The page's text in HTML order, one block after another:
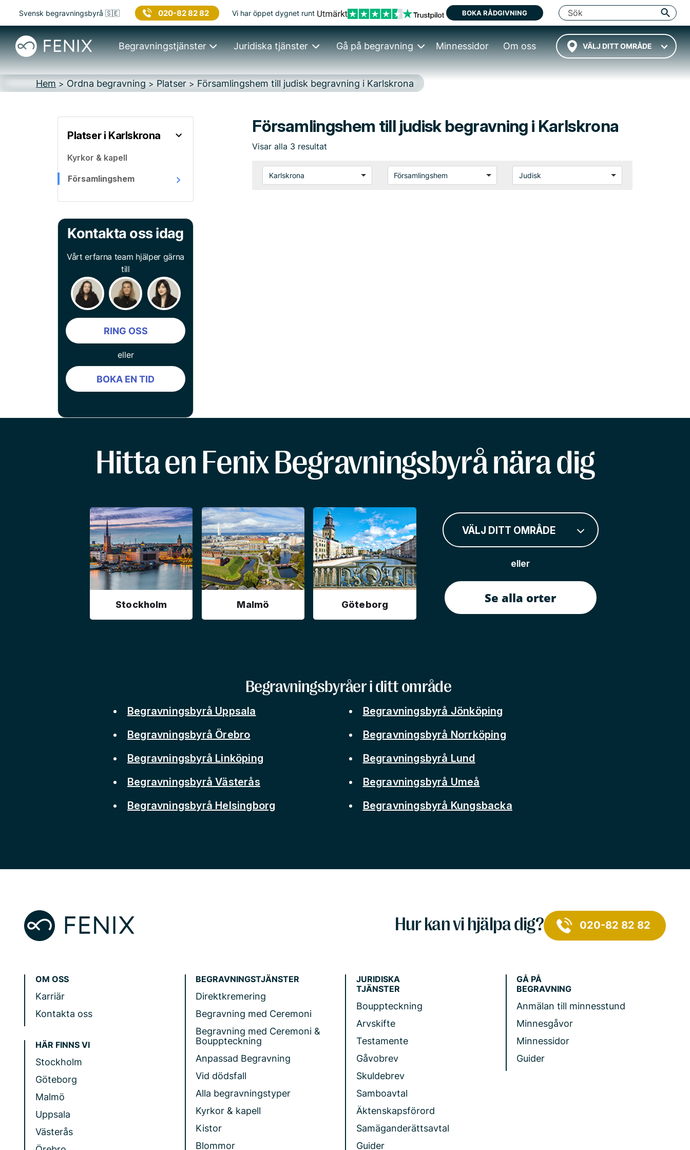
Svensk begravningsbyrå 🇸🇪 020-82 82 82 Vi har öppet dygnet runt BOKA RÅDGIVNING
VÄLJ DITT OMRÅDE
Begravningstjänster Juridiska tjänster Gå på begravning Minnessidor Om oss
Hem > Ordna begravning > Platser > Församlingshem till judisk begravning i Karlskrona
Platser i Karlskrona
Kyrkor & kapell
Församlingshem
Kontakta oss idag
Vårt erfarna team hjälper gärna
till
RING OSS
eller
BOKA EN TID
Församlingshem till judisk begravning i Karlskrona
Visar alla 3 resultat
Karlskrona Församlingshem Judisk
Hitta en Fenix Begravningsbyrå nära dig
Stockholm Malmö Göteborg
VÄLJ DITT OMRÅDE
eller
Se alla orter
Begravningsbyråer i ditt område
Begravningsbyrå Uppsala
Begravningsbyrå Örebro
Begravningsbyrå Linköping
Begravningsbyrå Västerås
Begravningsbyrå Helsingborg
Begravningsbyrå Jönköping
Begravningsbyrå Norrköping
Begravningsbyrå Lund
Begravningsbyrå Umeå
Begravningsbyrå Kungsbacka
Hur kan vi hjälpa dig? 020-82 82 82
OM OSS
Karriär
Kontakta oss
HÄR FINNS VI
Stockholm
Göteborg
Malmö
Uppsala
Västerås
BEGRAVNINGSTJÄNSTER
Direktkremering
Begravning med Ceremoni
Begravning med Ceremoni &
Bouppteckning
Anpassad Begravning
Vid dödsfall
Alla begravningstyper
Kyrkor & kapell
Kistor
Blommor
JURIDISKA
TJÄNSTER
Bouppteckning
Arvskifte
Testamente
Gåvobrev
Skuldebrev
Samboavtal
Äktenskapsförord
Samäganderättsavtal
Guider
GÅ PÅ
BEGRAVNING
Anmälan till minnesstund
Minnesgåvor
Minnessidor
Guider